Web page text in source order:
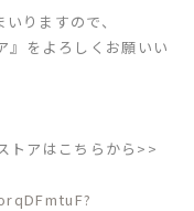
りますので、
』をよろしくお願いい
トアはこちらから>>